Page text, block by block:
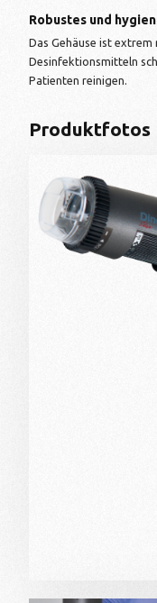
Robustes und
Das Gehäuse ist
Desinfektionsmitteln
Patienten reinigen.
Produktfotos